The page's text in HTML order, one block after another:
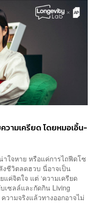
ความเครียด โดยหมอเอิ้น-
ใจหาย หรือแค่การไถฟีดโซ
งชีวิตลดฮวบ นี่อาจเป็น
ค่จิตใจ แต่ ‘ความเครียด
บเซลล์และกัดกิน Living
วามจริงแล้วทางออกอาจไม่